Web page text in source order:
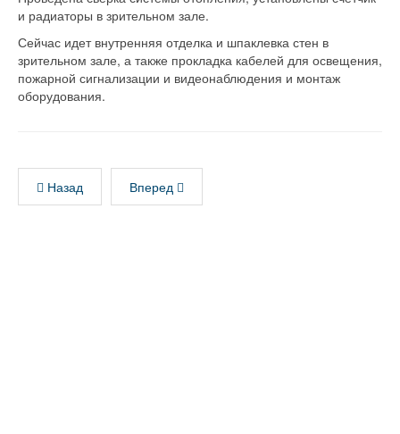
и радиаторы в зрительном зале.
Сейчас идет внутренняя отделка и шпаклевка стен в
зрительном зале, а также прокладка кабелей для освещения,
пожарной сигнализации и видеонаблюдения и монтаж
оборудования.
Назад Вперед